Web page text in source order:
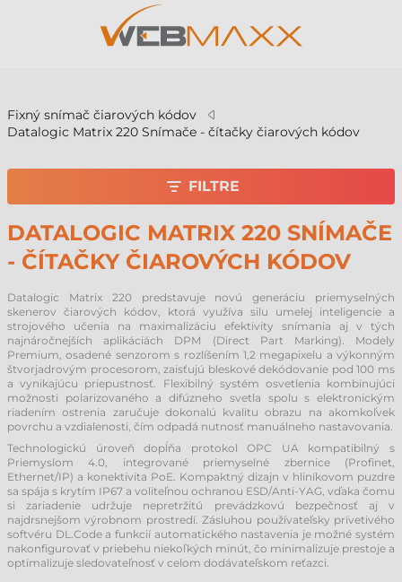
Fixný snímač čiarových kódov
Datalogic Matrix 220 Snímače - čítačky čiarových kódov
DATALOGIC MATRIX 220 SNÍMAČE
- ČÍTAČKY ČIAROVÝCH KÓDOV
Datalogic Matrix 220 predstavuje novú generáciu priemyselných
skenerov čiarových kódov, ktorá využíva silu umelej inteligencie a
strojového učenia na maximalizáciu efektivity snímania aj v tých
najnáročnejších aplikáciách DPM (Direct Part Marking). Modely
Premium, osadené senzorom s rozlíšením 1,2 megapixelu a výkonným
štvorjadrovým procesorom, zaisťujú bleskové dekódovanie pod 100 ms
a vynikajúcu priepustnosť. Flexibilný systém osvetlenia kombinujúci
možnosti polarizovaného a difúzneho svetla spolu s elektronickým
riadením ostrenia zaručuje dokonalú kvalitu obrazu na akomkoľvek
povrchu a vzdialenosti, čím odpadá nutnosť manuálneho nastavovania.
Technologickú úroveň dopĺňa protokol OPC UA kompatibilný s
Priemyslom 4.0, integrované priemyselné zbernice (Profinet,
Ethernet/IP) a konektivita PoE. Kompaktný dizajn v hliníkovom puzdre
sa spája s krytím IP67 a voliteľnou ochranou ESD/Anti-YAG, vďaka čomu
si zariadenie udržuje nepretržitú prevádzkovú bezpečnosť aj v
najdrsnejšom výrobnom prostredí. Zásluhou používateľsky prívetivého
softvéru DL.Code a funkcií automatického nastavenia je možné systém
nakonfigurovať v priebehu niekoľkých minút, čo minimalizuje prestoje a
optimalizuje sledovateľnosť v celom dodávateľskom reťazci.
FILTRE